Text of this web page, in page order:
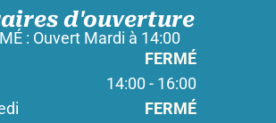
d'ouverture
: Ouvert Mardi à 14:00
FERMÉ
14:00 - 16:00
FERMÉ